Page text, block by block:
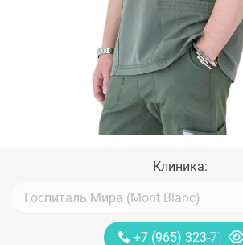
Клиника:
+7 (965) 323-77-88